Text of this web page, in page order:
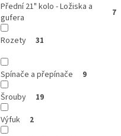
Přední 21" kolo - Ložiska a
gufera
7
Rozety 31
Spínače a přepínače 9
Šrouby 19
Výfuk 2